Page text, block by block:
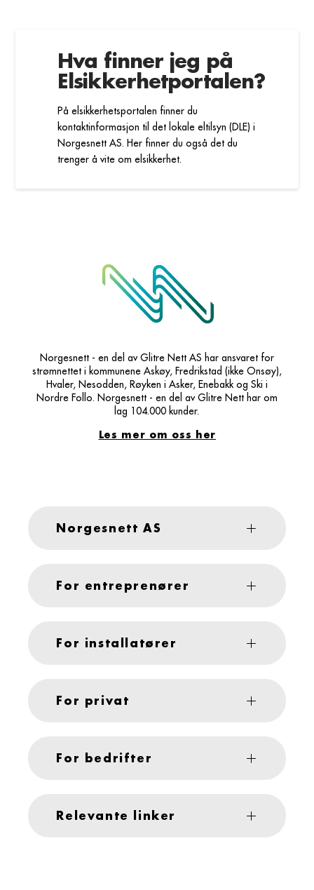
Hva finner jeg på
Elsikkerhetportalen?
På elsikkerhetsportalen finner du
kontaktinformasjon til det lokale eltilsyn (DLE) i
Norgesnett AS. Her finner du også det du
trenger å vite om elsikkerhet.
Norgesnett - en del av Glitre Nett AS har ansvaret for
strømnettet i kommunene Askøy, Fredrikstad (ikke Onsøy),
Hvaler, Nesodden, Røyken i Asker, Enebakk og Ski i
Nordre Follo. Norgesnett - en del av Glitre Nett har om
lag 104.000 kunder.
Les mer om oss her
Norgesnett AS
For entreprenører
For installatører
For privat
For bedrifter
Relevante linker